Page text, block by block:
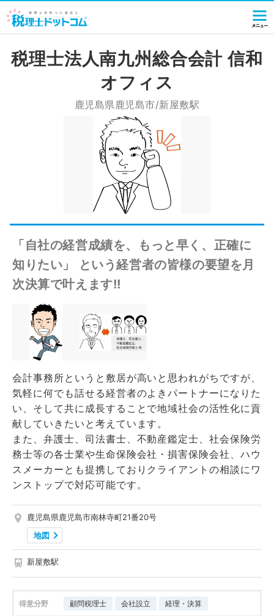
税理士法人南九州総合会計 信和
オフィス
鹿児島県鹿児島市/新屋敷駅
「自社の経営成績を、もっと早く、正確に
知りたい」 という経営者の皆様の要望を月
次決算で叶えます!!
会計事務所というと敷居が高いと思われがちですが、
気軽に何でも話せる経営者のよきパートナーになりた
い、そして共に成長することで地域社会の活性化に貢
献していきたいと考えています。
また、弁護士、司法書士、不動産鑑定士、社会保険労
務士等の各士業や生命保険会社・損害保険会社、ハウ
スメーカーとも提携しておりクライアントの相談にワ
ンストップで対応可能です。
鹿児島県鹿児島市南林寺町21番20号
地図
新屋敷駅
得意分野 顧問税理士 会社設立 経理・決算